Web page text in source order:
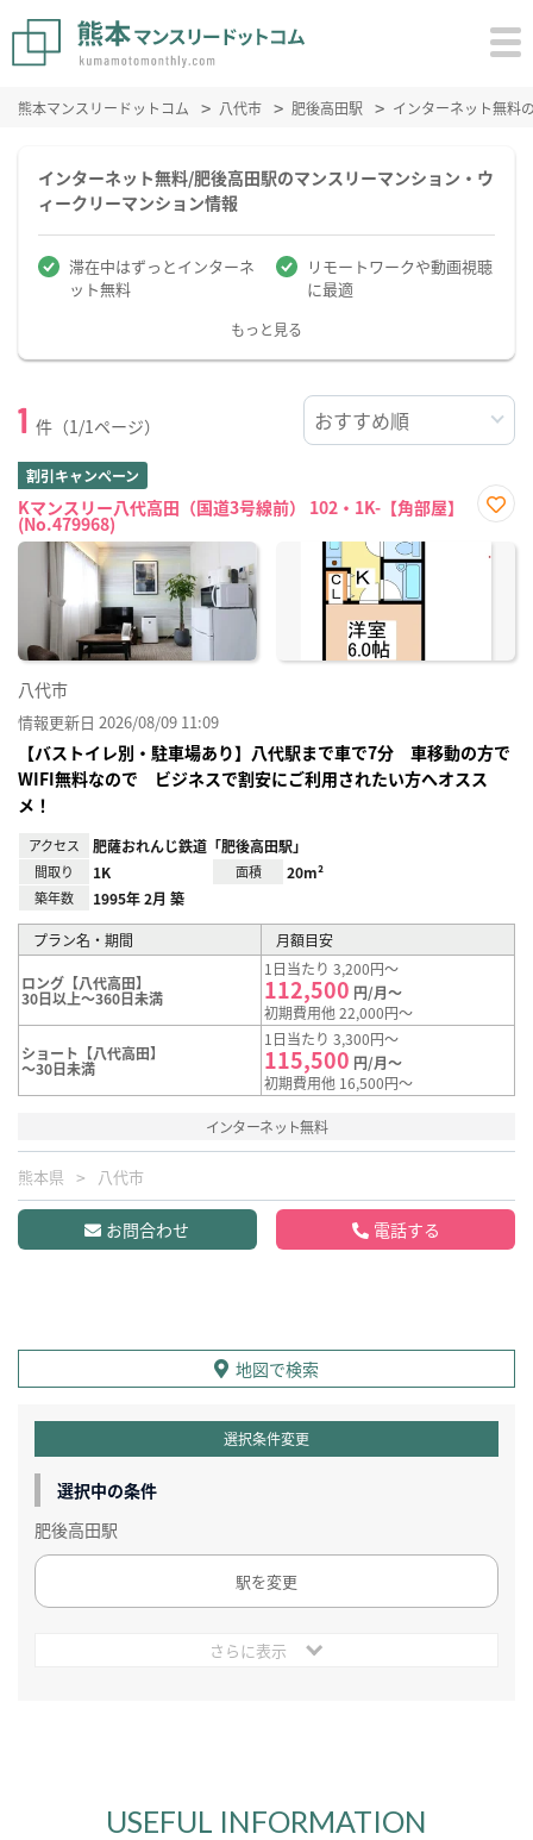
熊本マンスリードットコム 八代市 肥後高田駅 インターネット無料
インターネット無料/肥後高田駅のマンスリーマンション・ウ
ィークリーマンション情報
滞在中はずっとインターネ
ット無料
リモートワークや動画視聴
に最適
もっと見る
1 件（1/1ページ）
割引キャンペーン
Kマンスリー八代高田（国道3号線前） 102・1K-【角部屋】
(No.479968)
に入
り登
八代市
情報更新日 2026/08/09 11:09
【バストイレ別・駐車場あり】八代駅まで車で7分 車移動の方で
WIFI無料なので ビジネスで割安にご利用されたい方へオスス
メ！
アクセス 肥薩おれんじ鉄道「肥後高田駅」
間取り 1K 面積 20m²
築年数 1995年 2月 築
プラン名・期間 月額目安
ロング【八代高田】
30日以上～360日未満
1日当たり 3,200円～
112,500 円/月～
初期費用他 22,000円～
ショート【八代高田】
～30日未満
1日当たり 3,300円～
115,500 円/月～
初期費用他 16,500円～
インターネット無料
熊本県 八代市
お問合わせ 電話する
地図で検索
選択条件変更
選択中の条件
肥後高田駅
駅を変更
さらに表示
USEFUL INFORMATION